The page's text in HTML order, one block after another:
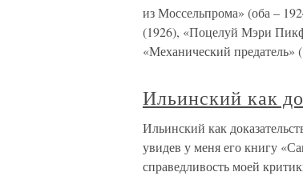
из Моссельпрома» (оба –
(1926), «Поцелуй Мэри
«Механический
Ильинский как
Ильинский как
увидев у меня его книгу
справедливость моей